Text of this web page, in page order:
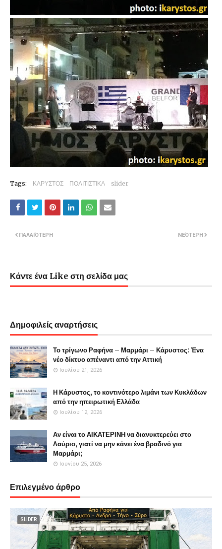
Tags: ΚΑΡΥΣΤΟΣ ΠΟΛΙΤΙΣΤΙΚΑ slider
ΝΕΌΤΕΡΗ
ΠΑΛΑΙΌΤΕΡΗ
Κάντε ένα Like στη σελίδα μας
Δημοφιλείς αναρτήσεις
Το τρίγωνο Ραφήνα – Μαρμάρι – Κάρυστος: Ένα
νέο δίκτυο απέναντι από την Αττική
Ιουλίου 21, 2026
Η Κάρυστος, το κοντινότερο λιμάνι των Κυκλάδων
από την ηπειρωτική Ελλάδα
Ιουλίου 12, 2026
Αν είναι το ΑΙΚΑΤΕΡΙΝΗ να διανυκτερεύει στο
Λαύριο, γιατί να μην κάνει ένα βραδινό για
Μαρμάρι;
Ιουνίου 25, 2026
Επιλεγμένο άρθρο
SLIDER